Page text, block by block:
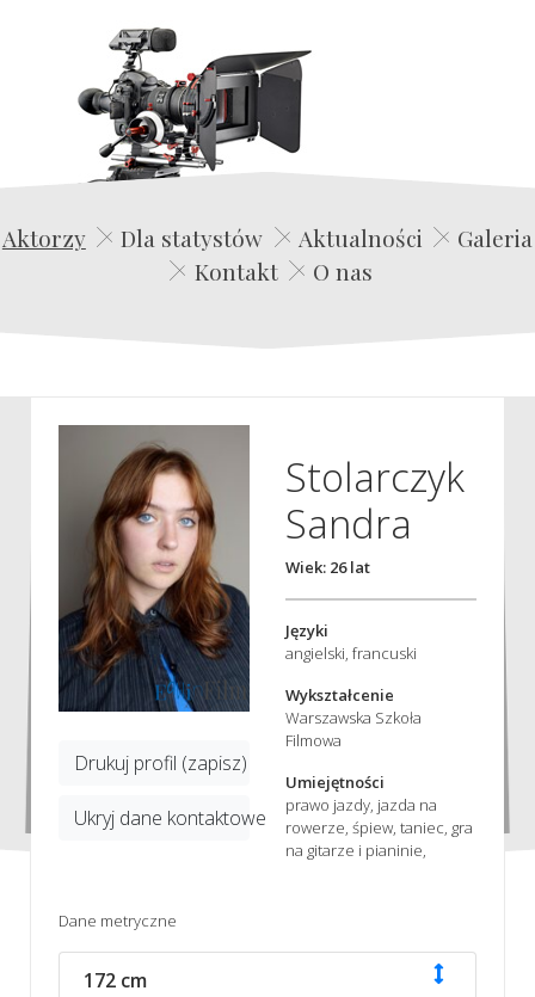
Edwin Film Agencja Aktorska
Aktorzy Dla statystów Aktualności
Galeria
Kontakt
O nas
Drukuj profil (zapisz)
Ukryj dane kontaktowe
Stolarczyk
Sandra
Wiek: 26 lat
Języki
angielski, francuski
Wykształcenie
Warszawska Szkoła
Filmowa
Umiejętności
prawo jazdy, jazda na
rowerze, śpiew, taniec, gra
na gitarze i pianinie,
Dane metryczne
172 cm